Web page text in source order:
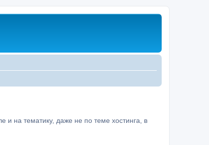
на тематику, даже не по теме хостинга, в